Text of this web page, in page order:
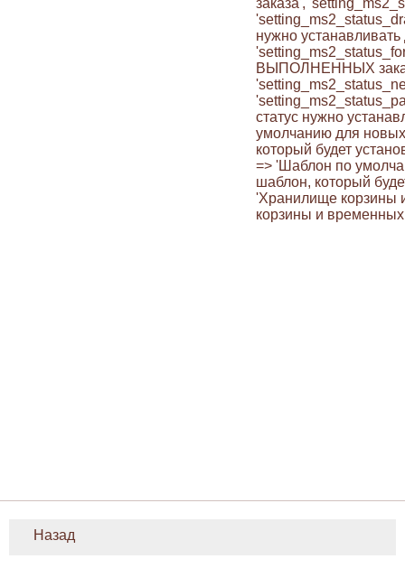
заказа',
нужно устанавливать
ВЫПОЛНЕННЫХ
статус нужно
умолчанию для
который будет
=> 'Шаблон по
шаблон, который
'Хранилище корзины
корзины и временных
Назад